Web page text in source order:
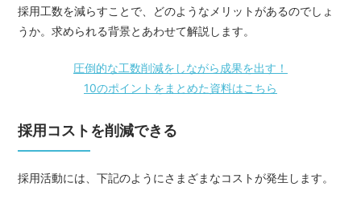
採用工数を減らすことで、どのようなメリットがあるのでしょ
うか。求められる背景とあわせて解説します。
圧倒的な工数削減をしながら成果を出す！
10のポイントをまとめた資料はこちら
採用コストを削減できる
採用活動には、下記のようにさまざまなコストが発生します。